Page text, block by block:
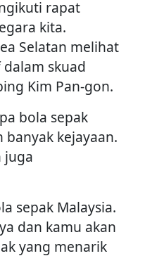
rapat
kita.
Selatan melihat
skuad
Kim Pan-gon.
bola sepak
banyak kejayaan.
juga
sepak Malaysia.
dan kamu akan
yang menarik